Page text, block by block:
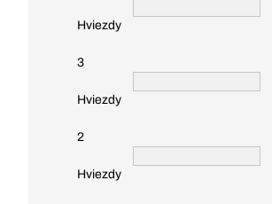
Hviezdy
3
Hviezdy
2
Hviezdy